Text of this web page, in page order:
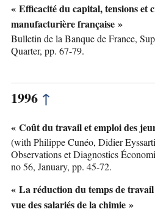
« Efficacité du capital, tensions et
manufacturière française »
Bulletin de la Banque de France,
Quarter, pp. 67-79.
1996 ↑
« Coût du travail et emploi des
(with Philippe Cunéo, Didier
Observations et Diagnostics
no 56, January, pp. 45-72.
« La réduction du temps de
vue des salariés de la chimie »